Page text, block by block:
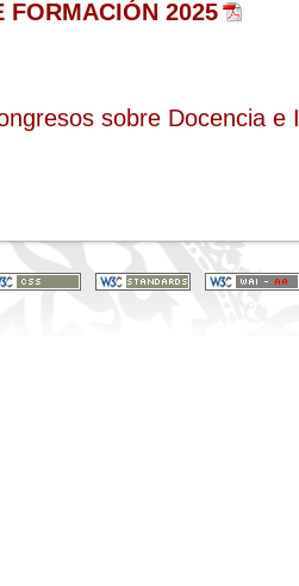
FORMACIÓN 2025
sobre Docencia e